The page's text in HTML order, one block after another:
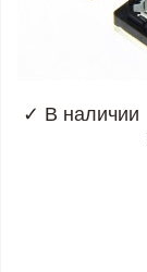
✓ В наличии